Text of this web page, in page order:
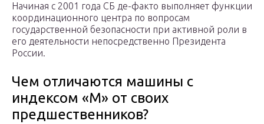
Начиная с 2001 года СБ де-факто выполняет функции
координационного центра по вопросам
государственной безопасности при активной роли в
его деятельности непосредственно Президента
России.
Чем отличаются машины с
индексом «М» от своих
предшественников?